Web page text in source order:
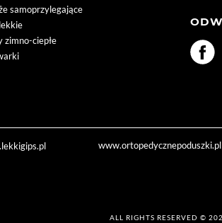
samoprzylegające
zimno-ciepłe
www.ortopedycznepoduszki.pl
ALL RIGHTS RESERVED ©